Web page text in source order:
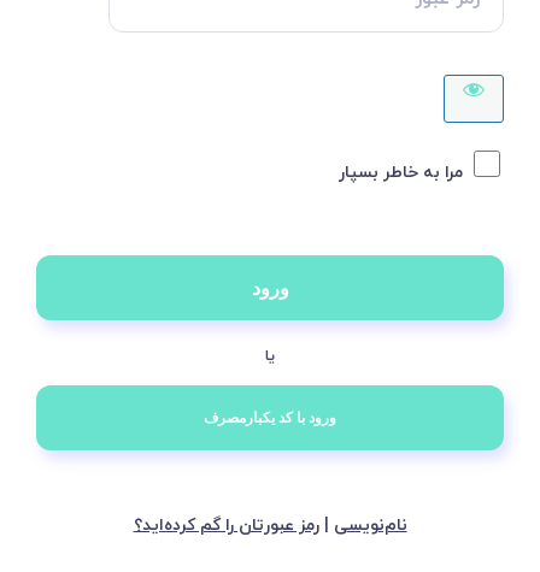
مرا به خاطر بسپار
یا
نام‌نویسی |رمز عبورتان را گم کرده‌اید؟